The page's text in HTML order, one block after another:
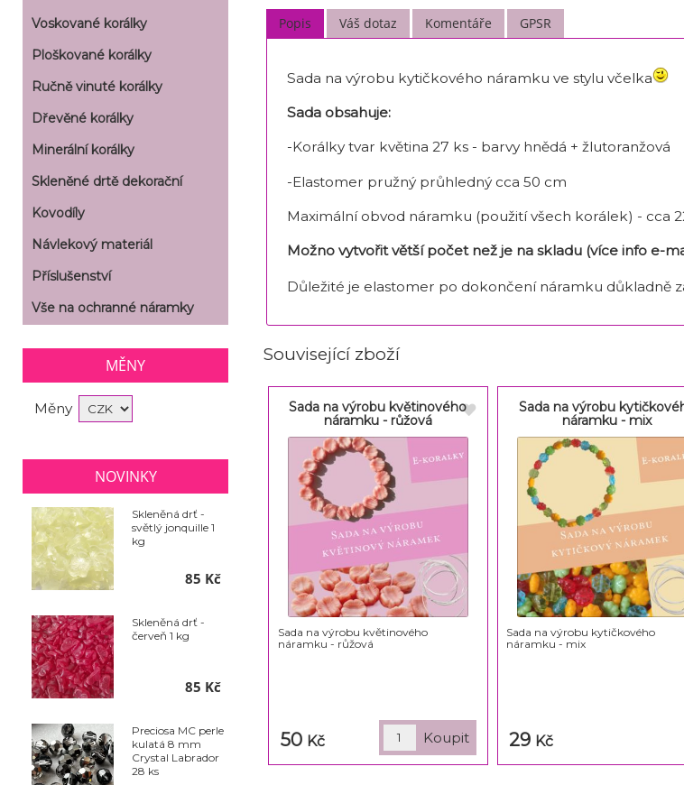
Popis Váš dotaz Komentáře GPSR
Sada na výrobu kytičkového náramku ve stylu včelka
Sada obsahuje:
-Korálky tvar květina 27 ks - barvy hnědá + žlutoranžová
-Elastomer pružný průhledný cca 50 cm
Maximální obvod náramku (použití všech korálek) - cca
Možno vytvořit větší počet než je na skladu (více info e-
Důležité je elastomer po dokončení náramku důkladně
Související zboží
Sada na výrobu květinového
náramku - růžová
Sada na výrobu květinového
náramku - růžová
50 Kč
Sada na výrobu
náramku - mix
Sada na výrobu kytičkového
náramku - mix
29 Kč
Voskované korálky
Ploškované korálky
Ručně vinuté korálky
Dřevěné korálky
Minerální korálky
Skleněné drtě dekorační
Kovodíly
Návlekový materiál
Příslušenství
Vše na ochranné náramky
MĚNY
Měny
NOVINKY
Skleněná drť -
světlý jonquille 1
kg
85 Kč
Skleněná drť -
červeň 1 kg
85 Kč
Preciosa MC perle
kulatá 8 mm
Crystal Labrador
28 ks